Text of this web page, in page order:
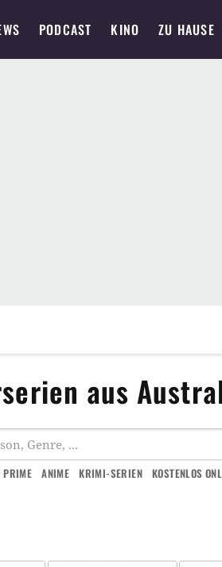
PODCAST KINO ZU HAUSE
aus
PRIME ANIME KRIMI-SERIEN KOSTENLOS